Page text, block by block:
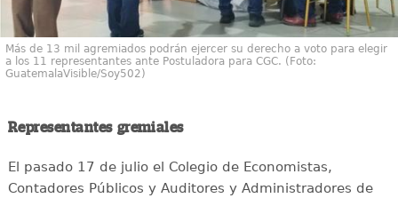
Más de 13 mil agremiados podrán ejercer su derecho a voto para elegir
a los 11 representantes ante Postuladora para CGC. (Foto:
GuatemalaVisible/Soy502)
Representantes gremiales
El pasado 17 de julio el Colegio de Economistas,
Contadores Públicos y Auditores y Administradores de